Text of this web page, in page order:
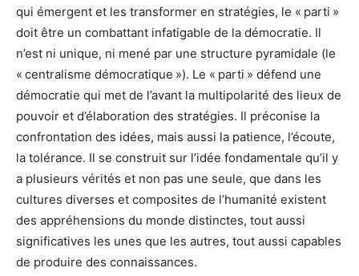
qui émergent et les transformer en stratégies, le « parti »
doit être un combattant infatigable de la démocratie. Il
n’est ni unique, ni mené par une structure pyramidale (le
« centralisme démocratique »). Le « parti » défend une
démocratie qui met de l’avant la multipolarité des lieux de
pouvoir et d’élaboration des stratégies. Il préconise la
confrontation des idées, mais aussi la patience, l’écoute,
la tolérance. Il se construit sur l’idée fondamentale qu’il y
a plusieurs vérités et non pas une seule, que dans les
cultures diverses et composites de l’humanité existent
des appréhensions du monde distinctes, tout aussi
significatives les unes que les autres, tout aussi capables
de produire des connaissances.